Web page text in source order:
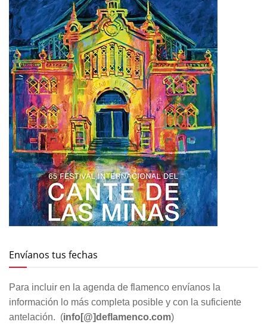
Envíanos tus fechas
Para incluir en la agenda de flamenco envíanos la
información lo más completa posible y con la suficiente
antelación. (info[@]deflamenco.com)